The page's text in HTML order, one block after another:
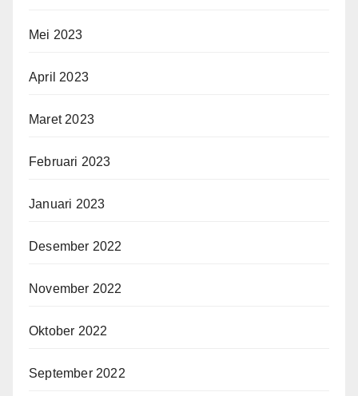
Mei 2023
April 2023
Maret 2023
Februari 2023
Januari 2023
Desember 2022
November 2022
Oktober 2022
September 2022